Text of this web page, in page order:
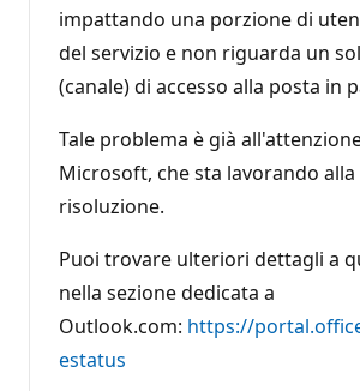
impattando una porzione di
del servizio e non riguarda un
(canale) di accesso alla posta in
Tale problema è già
Microsoft, che sta lavorando alla
risoluzione.
Puoi trovare ulteriori dettagli a
nella sezione dedicata a
Outlook.com: https://
estatus